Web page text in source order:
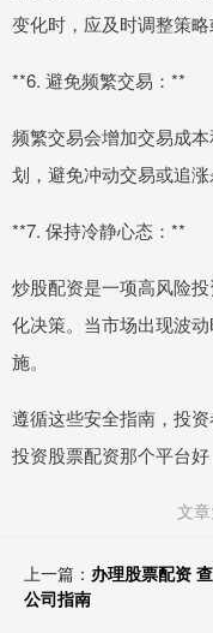
变化时，应及时调整策略
**6. 避免频繁交易：**
频繁交易会增加交易成
划，避免冲动交易或追涨
**7. 保持冷静心态：**
炒股配资是一项高风险
化决策。当市场出现波
施。
遵循这些安全指南，投
投资股票配资那个平台好
文
上一篇： 办理股票配资
公司指南